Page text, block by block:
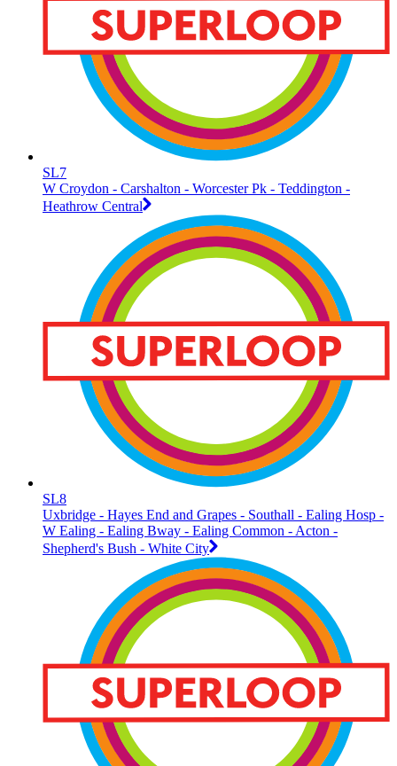
SL7
W Croydon - Carshalton - Worcester Pk - Teddington -
Heathrow Central
SL8
Uxbridge - Hayes End and Grapes - Southall - Ealing Hosp -
W Ealing - Ealing Bway - Ealing Common - Acton -
Shepherd's Bush - White City